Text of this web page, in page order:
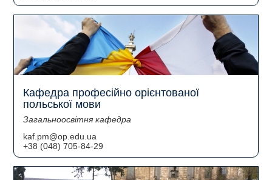
Кафедра професійно орієнтованої
польської мови
Загальноосвітня кафедра
kaf.pm@op.edu.ua
+38 (048) 705-84-29